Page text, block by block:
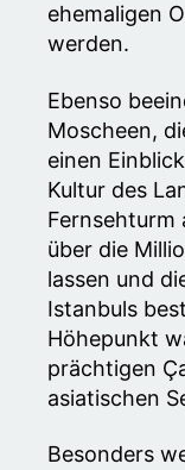
ehemaligen
werden.
Ebenso
Moscheen,
einen
Kultur des
Fernsehturm
über die
lassen und
Istanbuls
Höhepunkt
prächtigen
asiatischen
Besonders